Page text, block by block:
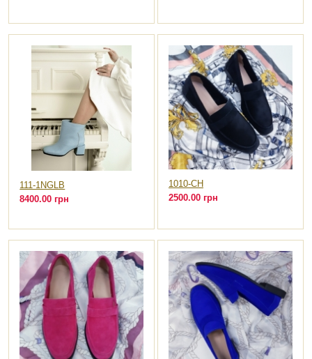
111-1NGLB
8400.00 грн
1010-CH
2500.00 грн